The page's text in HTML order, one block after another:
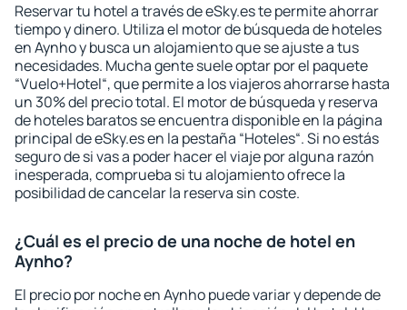
Reservar tu hotel a través de eSky.es te permite ahorrar
tiempo y dinero. Utiliza el motor de búsqueda de hoteles
en Aynho y busca un alojamiento que se ajuste a tus
necesidades. Mucha gente suele optar por el paquete
“Vuelo+Hotel“, que permite a los viajeros ahorrarse hasta
un 30% del precio total. El motor de búsqueda y reserva
de hoteles baratos se encuentra disponible en la página
principal de eSky.es en la pestaña “Hoteles“. Si no estás
seguro de si vas a poder hacer el viaje por alguna razón
inesperada, comprueba si tu alojamiento ofrece la
posibilidad de cancelar la reserva sin coste.
¿Cuál es el precio de una noche de hotel en
Aynho?
El precio por noche en Aynho puede variar y depende de